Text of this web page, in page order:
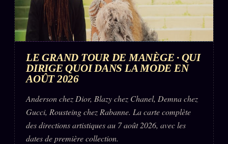
LE GRAND TOUR DE MANÈGE · QUI
DIRIGE QUOI DANS LA MODE EN
AOÛT 2026
Anderson chez Dior, Blazy chez Chanel, Demna chez
Gucci, Rousteing chez Rabanne. La carte complète
des directions artistiques au 7 août 2026, avec les
dates de première collection.